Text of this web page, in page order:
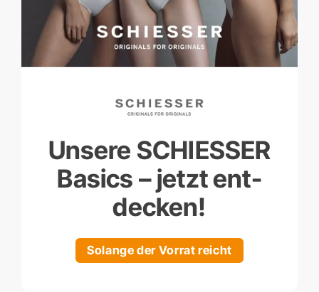
Unsere SCHIESSER
Basics – jetzt ent­
decken!
Solange der Vorrat reicht